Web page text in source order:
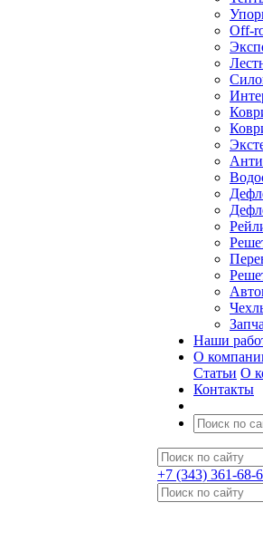
Off-
Наши
О
Статьи О
Контакты
+7 (343) 361-68-